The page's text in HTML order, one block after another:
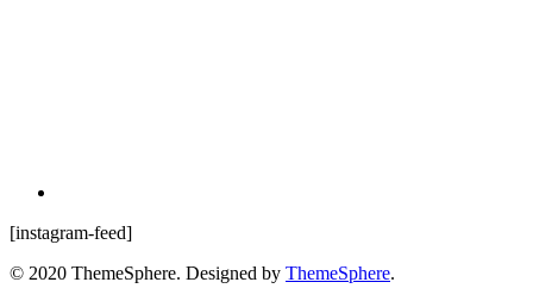
[instagram-feed]
© 2020 ThemeSphere. Designed by ThemeSphere.